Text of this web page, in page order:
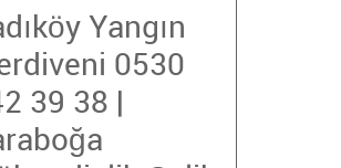
Yangın
0530
39 38 |